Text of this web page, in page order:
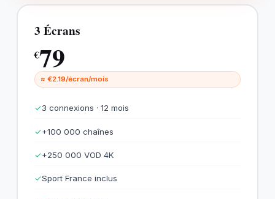
3 Écrans
€79
≈ €2.19/écran/mois
✓3 connexions · 12 mois
✓+100 000 chaînes
✓+250 000 VOD 4K
✓Sport France inclus